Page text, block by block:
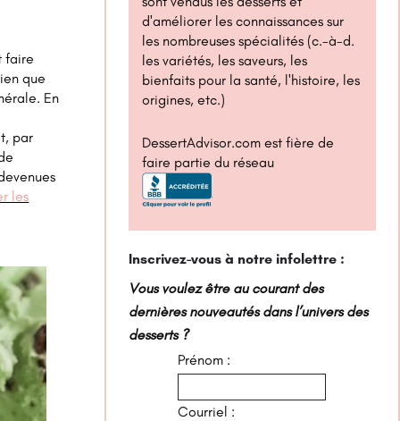
faire
que
En
par
les
d'améliorer les connaissances sur
les nombreuses spécialités (c.-à-d.
les variétés, les saveurs, les
bienfaits pour la santé, l'histoire, les
origines, etc.)
DessertAdvisor.com est fière de
faire partie du réseau
Inscrivez-vous à notre infolettre :
Vous voulez être au courant des
dernières nouveautés dans l’univers des
desserts ?
Prénom :
Courriel :